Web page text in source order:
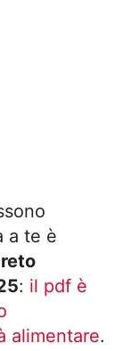
a te è
: il pdf è
alimentare.